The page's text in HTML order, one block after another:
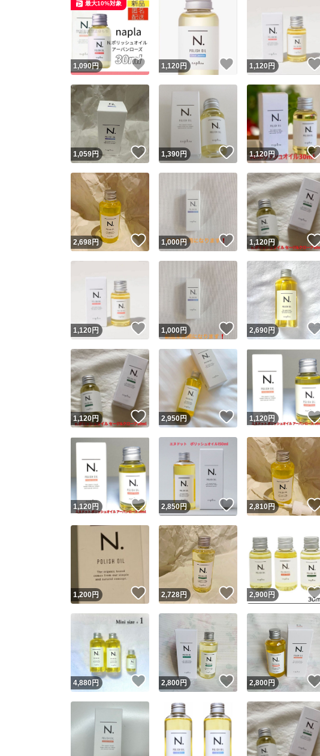
Yahoo!フリマが定めた
安心取引出品者
安心取引出品者
取引実績
取引実績◯+
他フリマ実績◯+
スピード&安心発送
※このバッジは実績に基
スピード＆安心発送
スピード発送
安心発送
商品画像の無
1商
1,090円 いいね！
最大10%対象
1,120 円 いいね！
1,120円
1,059円 いいね！
1,390円 いいね！
1,120円
2,698円 いいね！
1,000円 いいね！
1,120円
1,120円 いいね！
1,000円 いいね！
2,690円
1,120円 いいね！
2,950円 いいね！
1,120 円
1,120 円 いいね！
2,850円 いいね！
2,810円
1,200円 いいね！
2,728円 いいね！
2,900 円
4,880円 いいね！
2,800円 いいね！
2,800円